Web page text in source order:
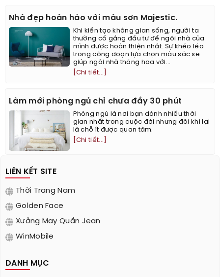
Nhà đẹp hoàn hảo với màu sơn Majestic.
Khi kiến tạo không gian sống, người ta
thường cố gắng đầu tư để ngôi nhà của
mình được hoàn thiện nhất. Sự khéo léo
trong công đoạn lựa chọn màu sắc sẽ
giúp ngôi nhà thăng hoa với...
[Chi tiết...]
Làm mới phòng ngủ chỉ chưa đầy 30 phút
Phòng ngủ là nơi bạn dành nhiều thời
gian nhất trong cuộc đời nhưng đôi khi lại
là chỗ ít được quan tâm.
[Chi tiết...]
LIÊN KẾT SITE
Thời Trang Nam
Golden Face
Xưởng May Quần Jean
WinMobile
DANH MỤC